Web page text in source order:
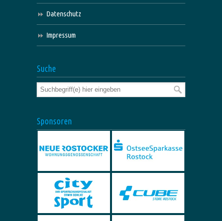
Datenschutz
Impressum
Suche
Sponsoren